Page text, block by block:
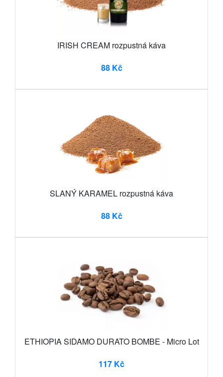
IRISH CREAM rozpustná káva
88 Kč
SLANÝ KARAMEL rozpustná káva
88 Kč
ETHIOPIA SIDAMO DURATO BOMBE - Micro Lot
117 Kč